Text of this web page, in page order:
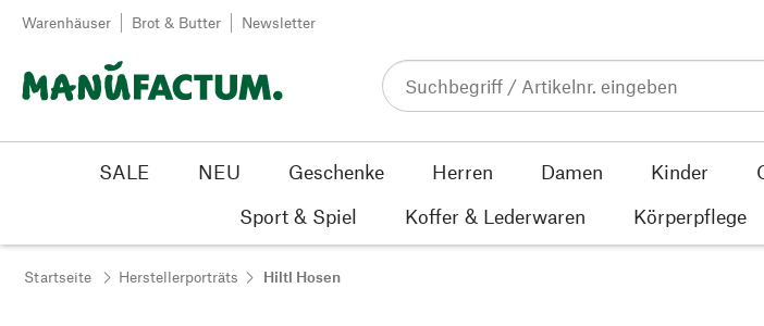
Zum Inhalt springen
Warenhäuser Brot & Butter Newsletter
SALE NEU Geschenke Herren Damen Kinder
Sport & Spiel
Koffer & Lederwaren Körperpflege
Startseite Herstellerporträts Hiltl Hosen